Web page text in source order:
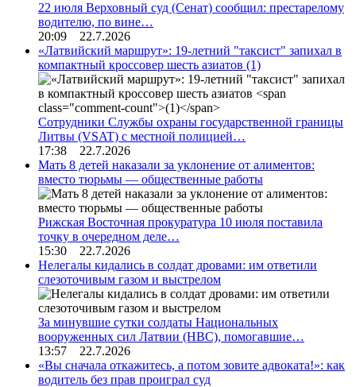
22 июля Верховный суд (Сенат) сообщил: престарелому
водителю, по вине…
20:09 22.7.2026
«Латвийский маршрут»: 19-летний "таксист" запихал в
компактный кроссовер шесть азиатов (1)
Сотрудники Службы охраны государственной границы
Литвы (VSAT) с местной полицией…
17:38 22.7.2026
Мать 8 детей наказали за уклонение от алиментов:
вместо тюрьмы — общественные работы
Рижская Восточная прокуратура 10 июля поставила
точку в очередном деле…
15:30 22.7.2026
Нелегалы кидались в солдат дровами: им ответили
слезоточивым газом и выстрелом
За минувшие сутки солдаты Национальных
вооруженных сил Латвии (НВС), помогавшие…
13:57 22.7.2026
«Вы сначала откажитесь, а потом зовите адвоката!»: как
водитель без прав проиграл суд